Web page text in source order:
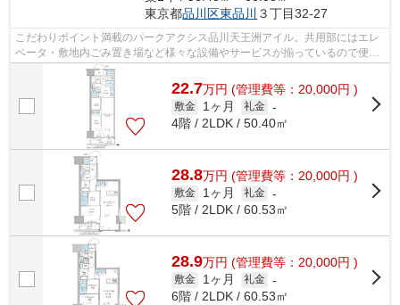
東京都品川区東品川 ３丁目32-27
こだわりポイント満載のパークアクシス品川天王洲アイル。共用部にはエレ
ベータ・敷地内ごみ置き場など様々な設備やサービスが揃っているので便利
です。共用設備の充実している、楽し...
22.7万円 (管理費等：20,000円 )
敷金 1ヶ月 礼金 -
4階 / 2LDK / 50.40㎡
28.8万円 (管理費等：20,000円 )
敷金 1ヶ月 礼金 -
5階 / 2LDK / 60.53㎡
28.9万円 (管理費等：20,000円 )
敷金 1ヶ月 礼金 -
6階 / 2LDK / 60.53㎡